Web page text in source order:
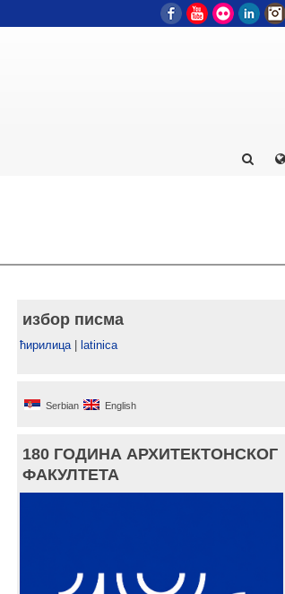
FacebookYouTube
Flickr
избор писма
ћирилица| latinica
Serbian English
180 ГОДИНА АРХИТЕКТОНСКОГ
ФАКУЛТЕТА